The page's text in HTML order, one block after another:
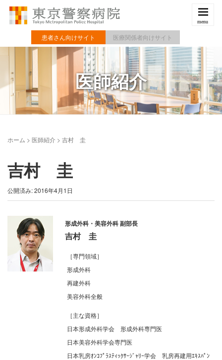
患者さん向けサイト 医療関係者向けサイト
医師紹介
ホーム > 医師紹介 > 吉村 圭
吉村 圭
公開済み: 2016年4月1日
形成外科・美容外科 副部長
吉村 圭
［専門領域］
形成外科
再建外科
美容外科全般
［主な資格］
日本形成外科学会 形成外科専門医
日本美容外科学会専門医
日本乳房ｵﾝｺﾌﾟﾗｽﾃｨｯｸｻｰｼﾞｬﾘｰ学会 乳房再建用ｴｷｽﾊﾟﾝ